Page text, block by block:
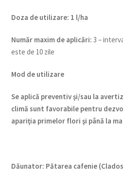
Doza de utilizare: 1 l/ha
Număr maxim de aplicări: 3 –
este de 10 zile
Mod de utilizare
Se aplică preventiv şi/sau la
climă sunt favorabile pentru
apariţia primelor flori şi până la
Dăunator: Pătarea cafenie